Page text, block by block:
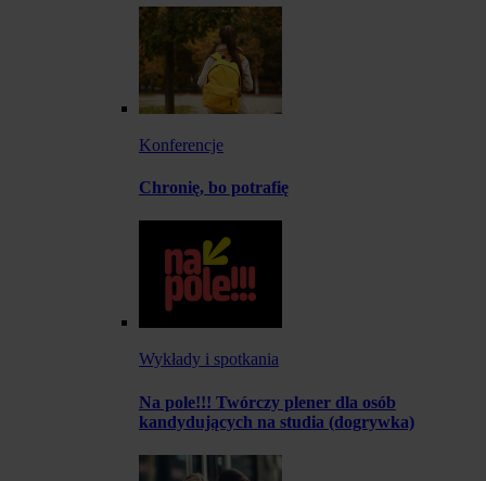
Konferencje
Chronię, bo potrafię
Wykłady i spotkania
Na pole!!! Twórczy plener dla osób
kandydujących na studia (dogrywka)